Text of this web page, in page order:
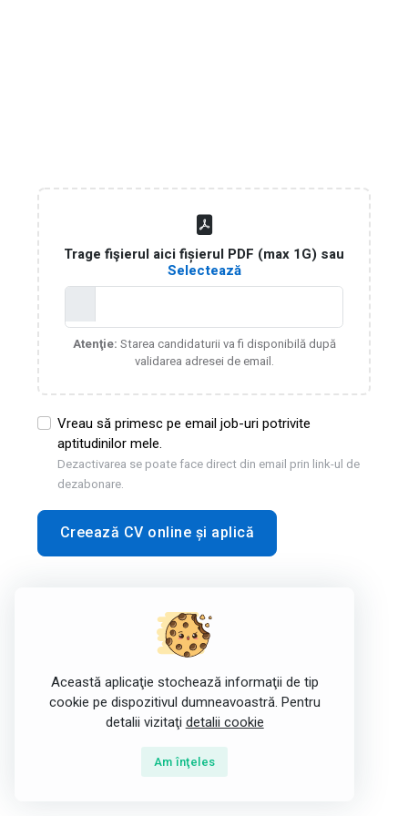
Trage fişierul aici fișierul PDF (max 1G) sau
Selectează
Atenţie: Starea candidaturii va fi disponibilă după
validarea adresei de email.
Vreau să primesc pe email job-uri potrivite
aptitudinilor mele.
Dezactivarea se poate face direct din email prin link-ul de
dezabonare.
Creează CV online și aplică
Această aplicaţie stochează informaţii de tip
cookie pe dispozitivul dumneavoastră. Pentru
detalii vizitaţi detalii cookie
Am înţeles